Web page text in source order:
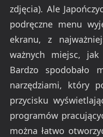
zdjęcia). Ale
podręczne menu
ekranu, z
ważnych miejsc,
Bardzo spodobało
narzędziami, który
przycisku
programów
można łatwo